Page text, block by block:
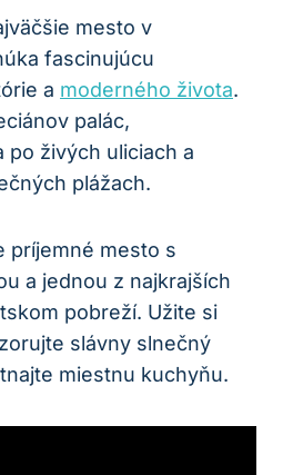
mesto‍ v
fascinujúcu
a moderného života.
palác,
po živých uliciach​ a
plážach.
príjemné mesto s
a jednou z najkrajších
pobreží. Užite si
slávny slnečný
⁤miestnu kuchyňu.